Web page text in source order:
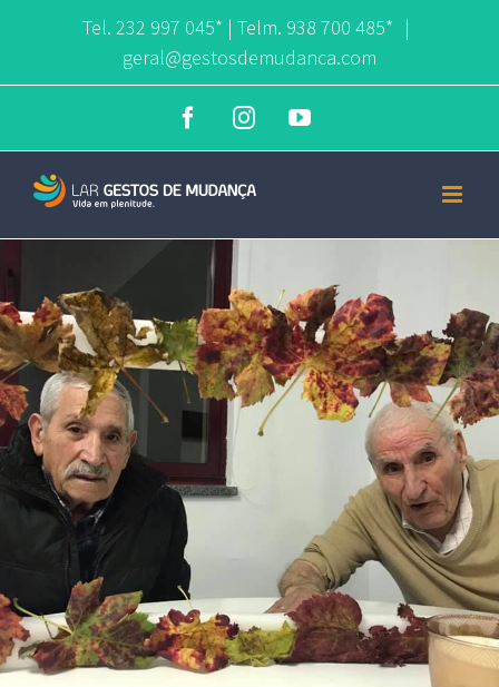
Tel. 232 997 045* | Telm. 938 700 485* |
geral@gestosdemudanca.com
FacebookInstagramYouTube